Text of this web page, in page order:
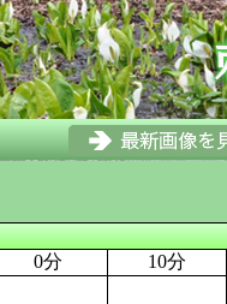
0分
10分